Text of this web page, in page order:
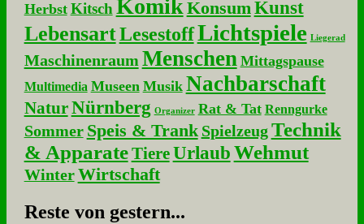
Herbst Kitsch KomikKonsumKunst
LebensartLesestoffLichtspiele Liegerad
Maschinenraum Menschen Mittagspause
Multimedia Museen Musik Nachbarschaft
NaturNürnberg Organizer Rat & Tat Renngurke
Sommer Speis & Trank Spielzeug Technik
& Apparate Tiere UrlaubWehmut
Winter Wirtschaft
Re­ste von ge­stern...